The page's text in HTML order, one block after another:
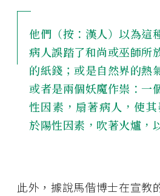
他們（按：漢人）以為這
病人誤踏了和尚或巫師所
的紙錢；或是自然界的熱
或者是兩個妖魔作祟：一
性因素，扇著病人，使
於陽性因素，吹著火爐，
此外，據說馬偕博士在宣教